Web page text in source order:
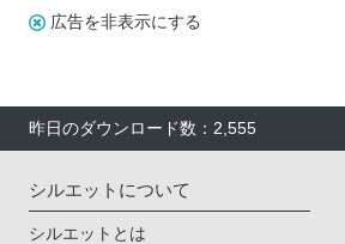
広告を非表示にする
昨日のダウンロード数：2,555
シルエットについて
シルエットとは